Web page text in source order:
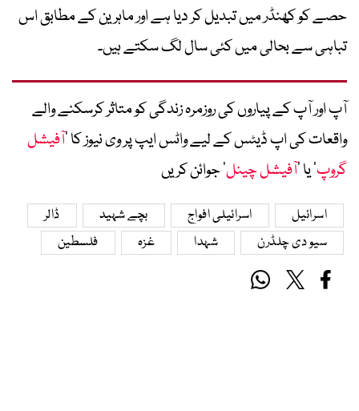
حصے کو کھنڈر میں تبدیل کر دیا ہے اور ماہرین کے مطابق اس
تباہی سے بحالی میں کئی سال لگ سکتے ہیں۔
آپ اور آپ کے پیاروں کی روزمرہ زندگی کو متاثر کرسکنے والے
واقعات کی اپ ڈیٹس کے لیے واٹس ایپ پر وی نیوز کا ’آفیشل
گروپ‘ یا ’آفیشل چینل‘ جوائن کریں
اسرائیل اسرائیلی افواج بچے شہید
ڈالر
سیو دی چلڈرن
شہدا غزہ فلسطین